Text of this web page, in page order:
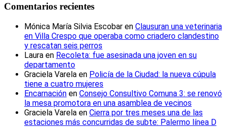
Comentarios recientes
Mónica María Silvia Escobar en Clausuran una veterinaria
en Villa Crespo que operaba como criadero clandestino
y rescatan seis perros
Laura en Recoleta: fue asesinada una joven en su
departamento
Graciela Varela en Policía de la Ciudad: la nueva cúpula
tiene a cuatro mujeres
Encarnación en Consejo Consultivo Comuna 3: se renovó
la mesa promotora en una asamblea de vecinos
Graciela Varela en Cierra por tres meses una de las
estaciones más concurridas de subte: Palermo línea D